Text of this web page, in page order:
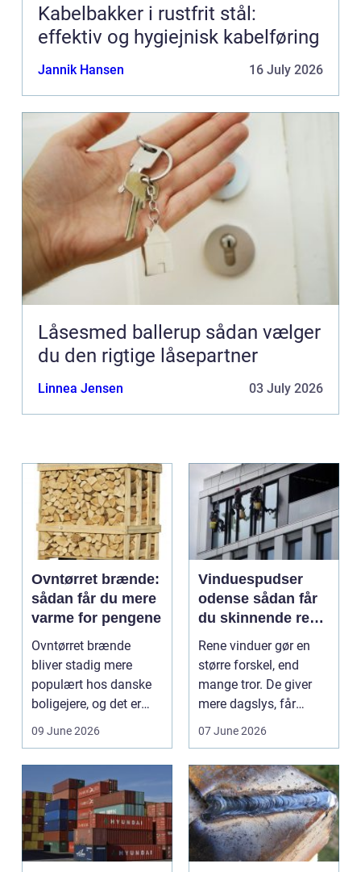
Kabelbakker i rustfrit stål:
effektiv og hygiejnisk kabelføring
Jannik Hansen 16 July 2026
Låsesmed ballerup sådan vælger
du den rigtige låsepartner
Linnea Jensen 03 July 2026
Ovntørret brænde:
sådan får du mere
varme for pengene
Ovntørret brænde
bliver stadig mere
populært hos danske
boligejere, og det er
ikke uden grund. Når
09 June 2026
Vinduespudser
odense sådan får
du skinnende rene
ruder året rundt
Rene vinduer gør en
større forskel, end
mange tror. De giver
mere dagslys, får
boligen eller virksom...
07 June 2026